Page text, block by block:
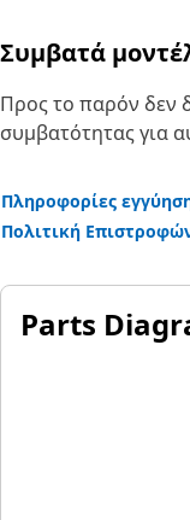
Συμβατά
Προς το παρόν δεν
συμβατότητας για
Πληροφορίες
Πολιτική
Parts